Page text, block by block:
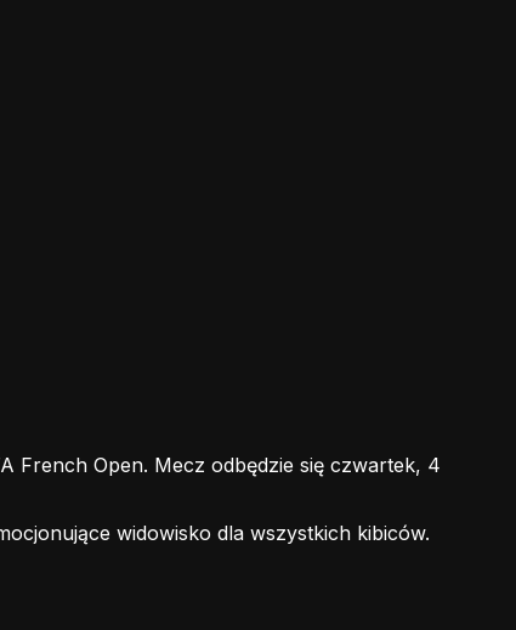
French Open. Mecz odbędzie się czwartek, 4
widowisko dla wszystkich kibiców.